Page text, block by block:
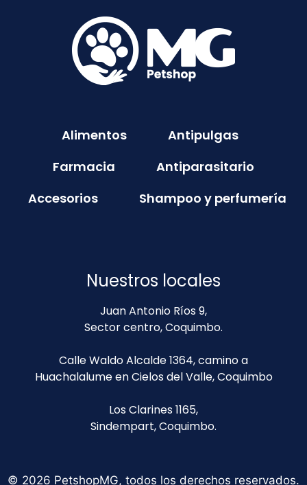
Alimentos
Antipulgas
Farmacia
Antiparasitario
Accesorios
Shampoo y perfumería
Nuestros locales
Juan Antonio Ríos 9,
Sector centro, Coquimbo.
Calle Waldo Alcalde 1364, camino a
Huachalalume en Cielos del Valle, Coquimbo
Los Clarines 1165,
Sindempart, Coquimbo.
© 2026 PetshopMG, todos los derechos reservados.